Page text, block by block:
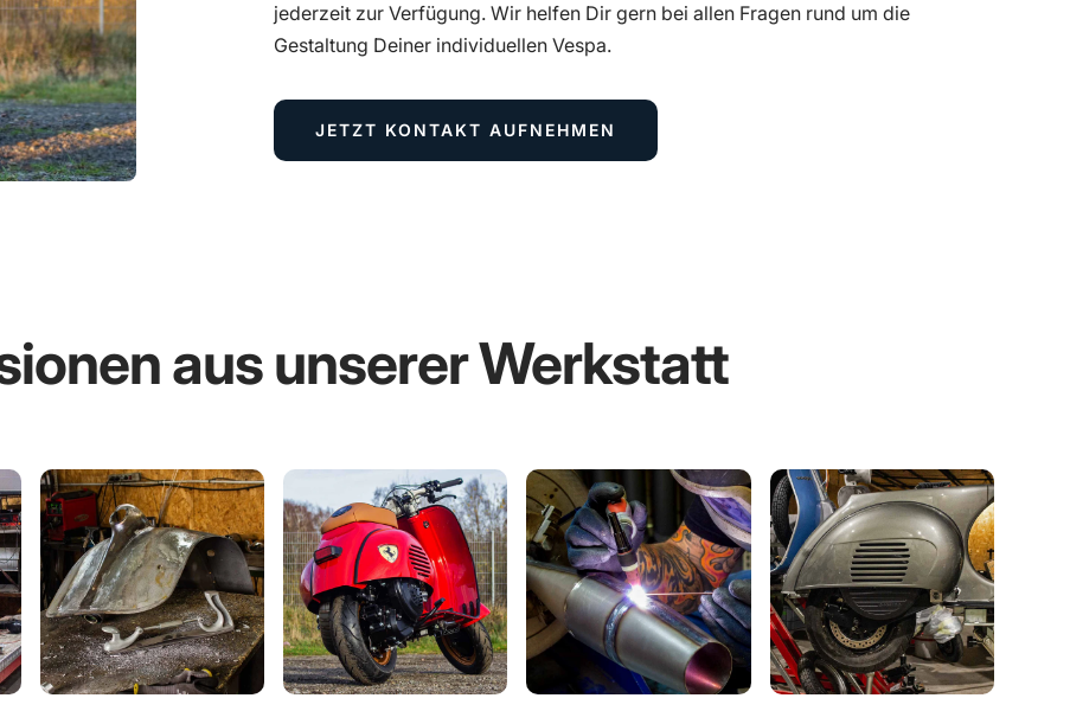
jederzeit zur Verfügung. Wir helfen Dir gern bei allen Fragen rund um die
Gestaltung Deiner individuellen Vespa.
JETZT KONTAKT AUFNEHMEN
aus unserer Werkstatt